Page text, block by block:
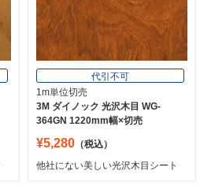
代引不可
1m単位切売
3M ダイノック 光沢木目 WG-
364GN 1220mm幅×切売
¥5,280 （税込）
他社にない美しい光沢木目シート